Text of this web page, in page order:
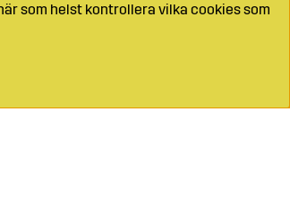
som helst kontrollera vilka cookies som